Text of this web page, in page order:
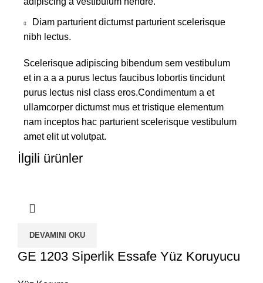
Diam parturient dictumst parturient scelerisque
nibh lectus.
Scelerisque adipiscing bibendum sem vestibulum
et in a a a purus lectus faucibus lobortis tincidunt
purus lectus nisl class eros.Condimentum a et
ullamcorper dictumst mus et tristique elementum
nam inceptos hac parturient scelerisque vestibulum
amet elit ut volutpat.
İlgili ürünler
DEVAMINI OKU
GE 1203 Siperlik Essafe Yüz Koruyucu